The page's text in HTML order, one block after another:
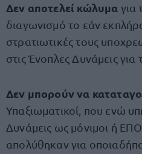
Δεν αποτελεί κώλυμα για
διαγωνισμό το εάν
στρατιωτικές τους
στις Ένοπλες Δυνάμεις
Δεν μπορούν να
Υπαξιωματικοί, που ενώ
Δυνάμεις ως μόνιμοι ή
απολύθηκαν για